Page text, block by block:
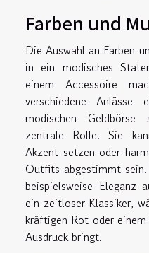
Farben und
Die Auswahl an Farben
in ein modisches
einem Accessoire
verschiedene
modischen
zentrale Rolle. Sie
Akzent setzen oder
Outfits abgestimmt
beispielsweise Eleganz
ein zeitloser Klassiker,
kräftigen Rot oder
Ausdruck bringt.